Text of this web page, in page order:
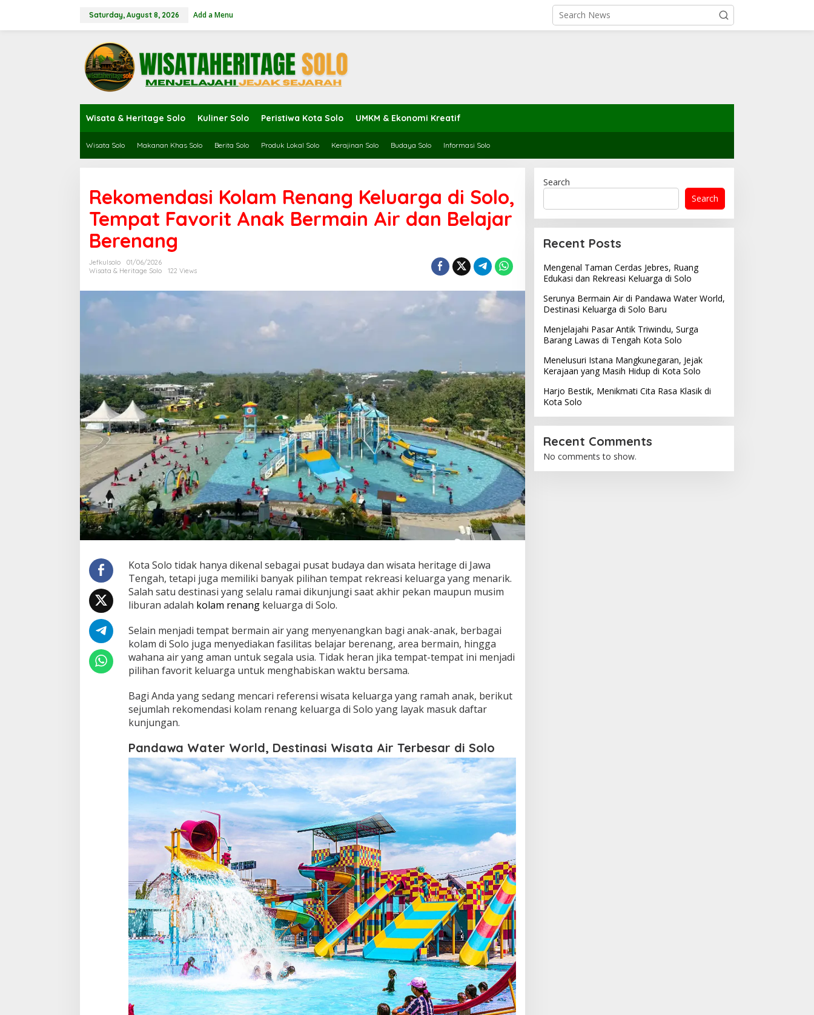
Saturday, August 8, 2026 Add a Menu
Wisata & Heritage Solo Kuliner Solo Peristiwa Kota Solo UMKM & Ekonomi Kreatif
Wisata Solo Makanan Khas Solo Berita Solo Produk Lokal Solo Kerajinan Solo Budaya Solo Informasi Solo
Rekomendasi Kolam Renang Keluarga di Solo,
Tempat Favorit Anak Bermain Air dan Belajar
Berenang
Jefkulsolo
01/06/2026
Wisata & Heritage Solo
122 Views
Kota Solo tidak hanya dikenal sebagai pusat budaya dan wisata heritage di Jawa
Tengah, tetapi juga memiliki banyak pilihan tempat rekreasi keluarga yang menarik.
Salah satu destinasi yang selalu ramai dikunjungi saat akhir pekan maupun musim
liburan adalah kolam renangkeluarga di Solo.
Selain menjadi tempat bermain air yang menyenangkan bagi anak-anak, berbagai
kolam di Solo juga menyediakan fasilitas belajar berenang, area bermain, hingga
wahana air yang aman untuk segala usia. Tidak heran jika tempat-tempat ini menjadi
pilihan favorit keluarga untuk menghabiskan waktu bersama.
Bagi Anda yang sedang mencari referensi wisata keluarga yang ramah anak, berikut
sejumlah rekomendasi kolam renang keluarga di Solo yang layak masuk daftar
kunjungan.
Pandawa Water World, Destinasi Wisata Air Terbesar di Solo
Search
Search
Recent Posts
Mengenal Taman Cerdas Jebres, Ruang
Edukasi dan Rekreasi Keluarga di Solo
Serunya Bermain Air di Pandawa Water World,
Destinasi Keluarga di Solo Baru
Menjelajahi Pasar Antik Triwindu, Surga
Barang Lawas di Tengah Kota Solo
Menelusuri Istana Mangkunegaran, Jejak
Kerajaan yang Masih Hidup di Kota Solo
Harjo Bestik, Menikmati Cita Rasa Klasik di
Kota Solo
Recent Comments
No comments to show.